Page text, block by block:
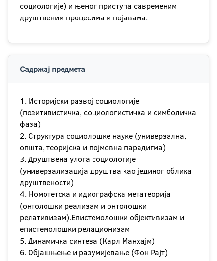
социологије) и њеног приступа савременим
друштвеним процесима и појавама.
Садржај предмета
1. Историјски развој социологије
(позитивистичка, социологистичка и симболичка
фаза)
2. Структура социолошке науке (универзална,
општа, теоријска и појмовна парадигма)
3. Друштвена улога социологије
(универзализација друштва као јединог облика
друштвености)
4. Номотетска и идиографска метатеорија
(онтолошки реализам и онтолошки
релативизам).Епистемолошки објективизам и
епистемолошки релационизам
5. Динамичка синтеза (Карл Манхајм)
6. Објашњење и разумијевање (Фон Рајт)